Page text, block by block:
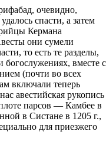
очевидно,
спасти, а затем
Кермана
они сумели
то есть те разделы,
богослужениях, вместе с
(почти во всех
включали теперь
авестийская рукопись
парсов — Камбее в
в Систане в 1205 г.,
для приезжего